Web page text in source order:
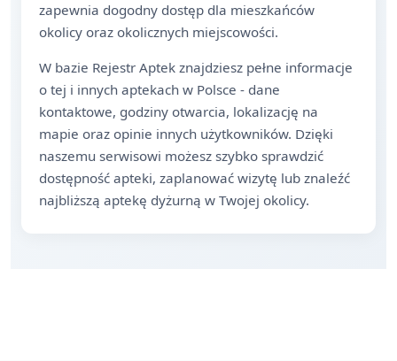
zapewnia dogodny dostęp dla mieszkańców
okolicy oraz okolicznych miejscowości.
W bazie Rejestr Aptek znajdziesz pełne informacje
o tej i innych aptekach w Polsce - dane
kontaktowe, godziny otwarcia, lokalizację na
mapie oraz opinie innych użytkowników. Dzięki
naszemu serwisowi możesz szybko sprawdzić
dostępność apteki, zaplanować wizytę lub znaleźć
najbliższą aptekę dyżurną w Twojej okolicy.